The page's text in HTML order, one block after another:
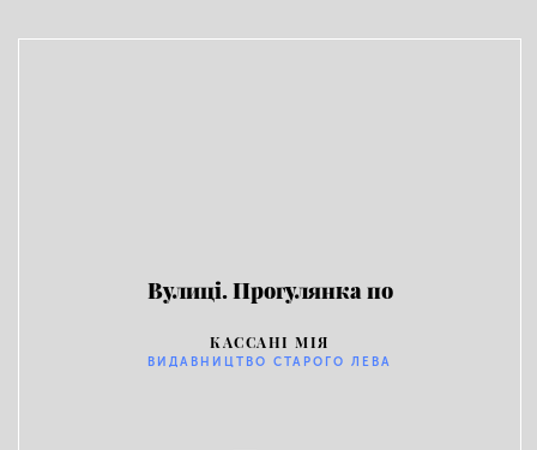
Вулиці. Прогулянка по
КАССАНІ МІЯ
ВИДАВНИЦТВО СТАРОГО ЛЕВА